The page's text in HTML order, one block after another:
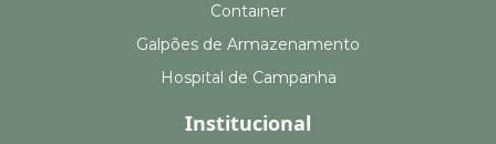
Container
Galpões de Armazenamento
Hospital de Campanha
Institucional